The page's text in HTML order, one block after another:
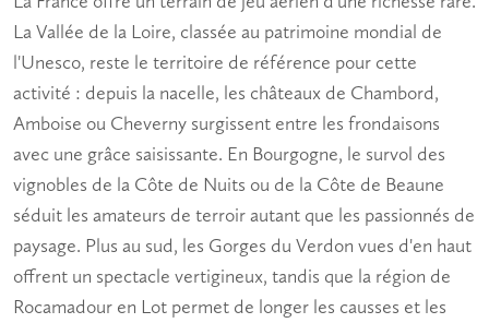
La Vallée de la Loire, classée au patrimoine mondial de
l'Unesco, reste le territoire de référence pour cette
activité : depuis la nacelle, les châteaux de Chambord,
Amboise ou Cheverny surgissent entre les frondaisons
avec une grâce saisissante. En Bourgogne, le survol des
vignobles de la Côte de Nuits ou de la Côte de Beaune
séduit les amateurs de terroir autant que les passionnés de
paysage. Plus au sud, les Gorges du Verdon vues d'en haut
offrent un spectacle vertigineux, tandis que la région de
Rocamadour en Lot permet de longer les causses et les